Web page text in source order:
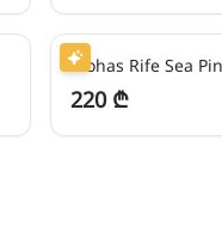
55₾/თვეში
Alohas Rife Sea
220 ₾